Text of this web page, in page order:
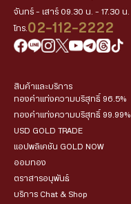
จันทร์ - เสาร์ 09.30 น. - 17.30 น.
โทร. 02-112-2222
สินค้าและบริการ
ทองคำแท่งความบริสุทธิ์ 96.5%
ทองคำแท่งความบริสุทธิ์ 99.99%
USD GOLD TRADE
แอปพลิเคชัน GOLD NOW
ออมทอง
ตราสารอนุพันธ์
บริการ Chat & Shop